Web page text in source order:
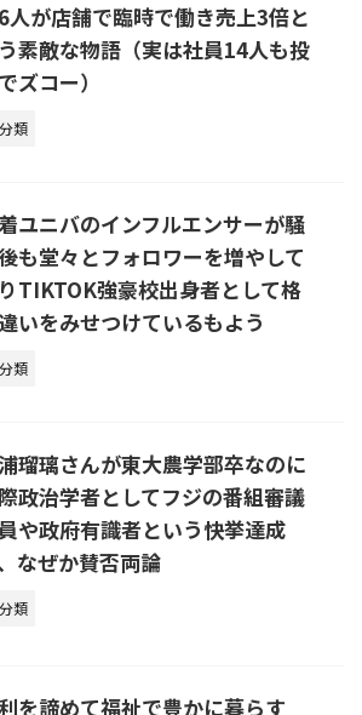
人が店舗で臨時で働き売上3倍と
素敵な物語（実は社員14人も投
ズコー）
類
ユニバのインフルエンサーが騒
も堂々とフォロワーを増やして
TIKTOK強豪校出身者として格
いをみせつけているもよう
類
瑠璃さんが東大農学部卒なのに
政治学者としてフジの番組審議
や政府有識者という快挙達成
なぜか賛否両論
類
を諦めて福祉で豊かに暮らす